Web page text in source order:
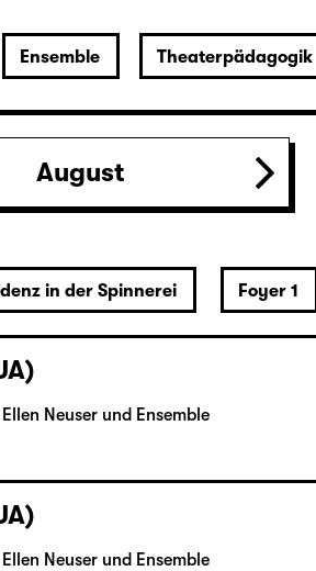
Ensemble Theaterpädagogik
August
in der Spinnerei Foyer 1
Neuser und Ensemble
Neuser und Ensemble